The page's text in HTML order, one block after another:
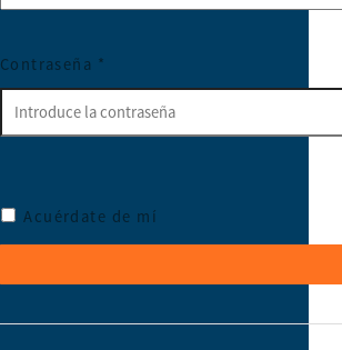
Contraseña *
Acuérdate de mí